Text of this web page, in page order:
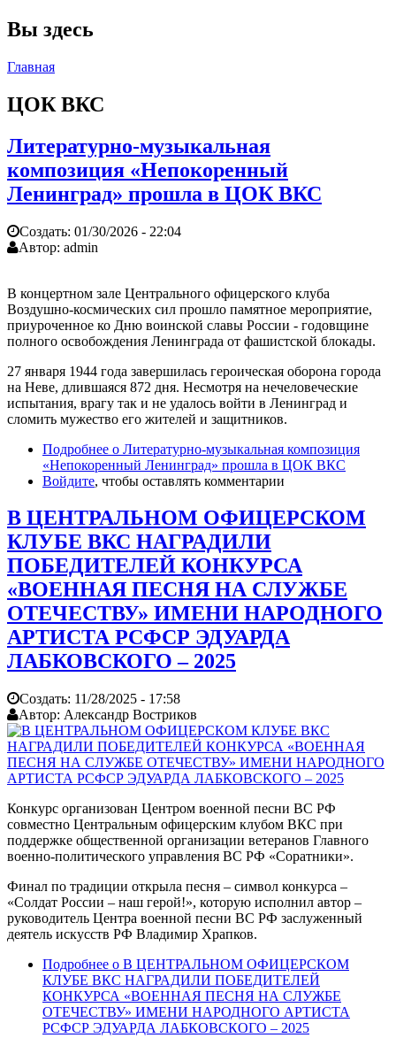
Вы здесь
Главная
ЦОК ВКС
Литературно-музыкальная
композиция «Непокоренный
Ленинград» прошла в ЦОК ВКС
Создать: 01/30/2026 - 22:04
Автор: admin
В концертном зале Центрального офицерского клуба
Воздушно-космических сил прошло памятное мероприятие,
приуроченное ко Дню воинской славы России - годовщине
полного освобождения Ленинграда от фашистской блокады.
27 января 1944 года завершилась героическая оборона города
на Неве, длившаяся 872 дня. Несмотря на нечеловеческие
испытания, врагу так и не удалось войти в Ленинград и
сломить мужество его жителей и защитников.
Подробнее о Литературно-музыкальная композиция
«Непокоренный Ленинград» прошла в ЦОК ВКС
Войдите, чтобы оставлять комментарии
В ЦЕНТРАЛЬНОМ ОФИЦЕРСКОМ
КЛУБЕ ВКС НАГРАДИЛИ
ПОБЕДИТЕЛЕЙ КОНКУРСА
«ВОЕННАЯ ПЕСНЯ НА СЛУЖБЕ
ОТЕЧЕСТВУ» ИМЕНИ НАРОДНОГО
АРТИСТА РСФСР ЭДУАРДА
ЛАБКОВСКОГО – 2025
Создать: 11/28/2025 - 17:58
Автор: Александр Востриков
Конкурс организован Центром военной песни ВС РФ
совместно Центральным офицерским клубом ВКС при
поддержке общественной организации ветеранов Главного
военно-политического управления ВС РФ «Соратники».
Финал по традиции открыла песня – символ конкурса –
«Солдат России – наш герой!», которую исполнил автор –
руководитель Центра военной песни ВС РФ заслуженный
деятель искусств РФ Владимир Храпков.
Подробнее о В ЦЕНТРАЛЬНОМ ОФИЦЕРСКОМ
КЛУБЕ ВКС НАГРАДИЛИ ПОБЕДИТЕЛЕЙ
КОНКУРСА «ВОЕННАЯ ПЕСНЯ НА СЛУЖБЕ
ОТЕЧЕСТВУ» ИМЕНИ НАРОДНОГО АРТИСТА
РСФСР ЭДУАРДА ЛАБКОВСКОГО – 2025